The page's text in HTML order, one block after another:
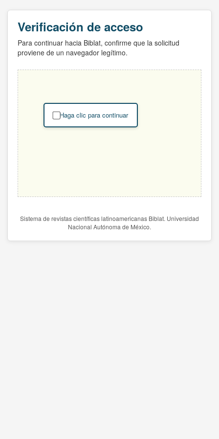
Verificación de acceso
Para continuar hacia Biblat, confirme que la solicitud
proviene de un navegador legítimo.
Haga clic para continuar
Sistema de revistas científicas latinoamericanas Biblat. Universidad
Nacional Autónoma de México.